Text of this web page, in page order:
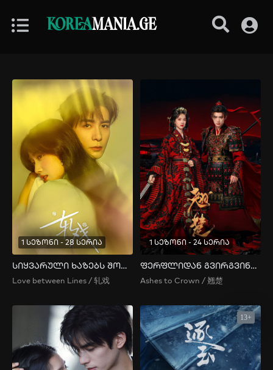
KOREAMANIA.GE
1 სეზონი - 28 სერია
სიყვარული ხაზებს შორის
Love between Lines / 轧戏
1 სეზონი - 24 სერია
ფერფლიდან გვირგვინამდე
Ashes to Crown / 翘楚
13+